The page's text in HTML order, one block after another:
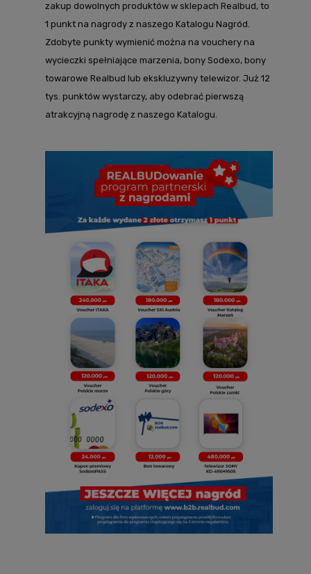
zakup dowolnych produktów w sklepach Realbud, to
1 punkt na nagrody z naszego Katalogu Nagród.
Zdobyte punkty wymienić można na vouchery na
wycieczki spełniające marzenia, bony Sodexo, bony
towarowe Realbud lub ekskluzywny telewizor. Już 12
tys. punktów wystarczy, aby odebrać pierwszą
atrakcyjną nagrodę z naszego Katalogu.